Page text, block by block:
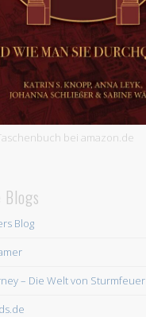
bei amazon.de
Blogs
Blog
– Die Welt von Sturmfeuer